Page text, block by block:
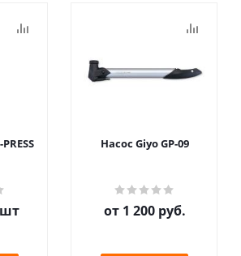
Насос Giyo GP-09
от 1 200 руб.